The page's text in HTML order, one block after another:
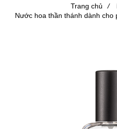
Trang chủ /
Nước hoa thần thánh dành cho